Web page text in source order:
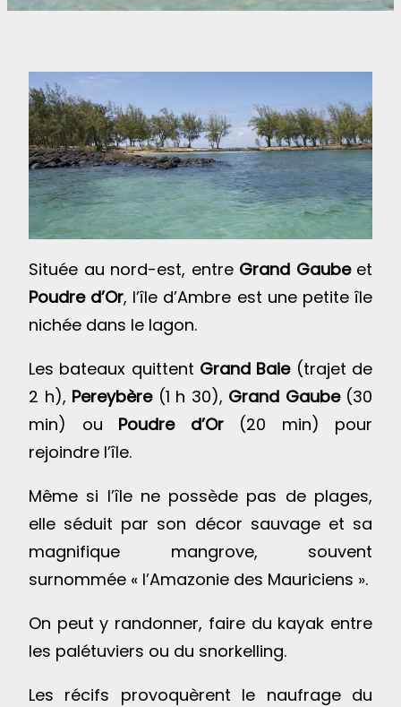
Située au nord-est, entre Grand Gaubeet
Poudre d’Or, l’île d’Ambre est une petite île
nichée dans le lagon.
Les bateaux quittent Grand Baie(trajet de
2 h), Pereybère(1 h 30), Grand Gaube(30
min) ou Poudre d’Or(20 min) pour
rejoindre l’île.
Même si l’île ne possède pas de plages,
elle séduit par son décor sauvage et sa
magnifique mangrove, souvent
surnommée « l’Amazonie des Mauriciens ».
On peut y randonner, faire du kayak entre
les palétuviers ou du snorkelling.
Les récifs provoquèrent le naufrage du